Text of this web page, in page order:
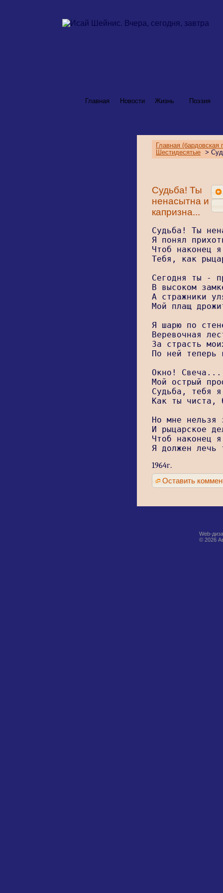
Главная Новости Жизнь Поэзия
Главная (бардовская
Шестидесятые
>
Судьба! Ты
ненасытна и
капризна...
Судьба! Ты
Я понял
Чтоб наконец
Тебя, как
Сегодня ты -
В высоком
А стражники
Мой плащ
Я шарю по
Веревочная
За страсть
По ней теперь
Окно! Свеча...
Мой острый
Судьба, тебя
Как ты чиста,
Но мне нельзя
И рыцарское
Чтоб наконец
Я должен лечь
1964г.
Оставить
Web-
© 2026